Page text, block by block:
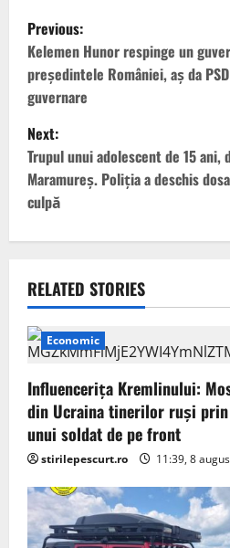
P
o
s
t
n
a
v
i
g
a
t
i
o
n
Previous:
Kelemen Hunor respinge un
președintele României, aș da
guvernare
Next:
Trupul unui adolescent de 15
Maramureș. Poliția a deschis
culpă
RELATED STORIES
Economic
Influencerița Kremlinului:
din Ucraina tinerilor ruși
unui soldat de pe front
stirilepescurt.ro 11:39, 8